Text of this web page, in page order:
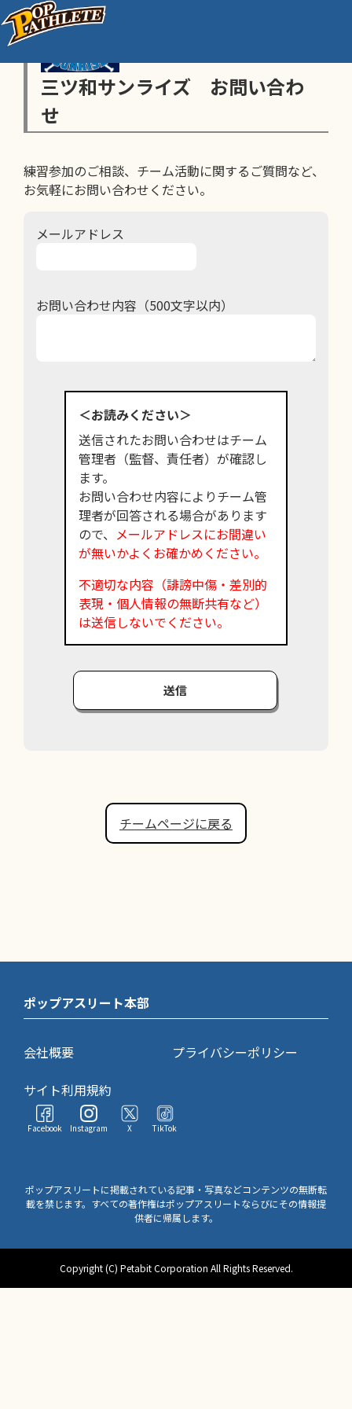
三ツ和サンライズ お問い合わ
せ
練習参加のご相談、チーム活動に関するご質問など、
お気軽にお問い合わせください。
メールアドレス
お問い合わせ内容（500文字以内）
＜お読みください＞
送信されたお問い合わせはチーム
管理者（監督、責任者）が確認し
ます。
お問い合わせ内容によりチーム管
理者が回答される場合があります
ので、 メールアドレスにお間違い
が無いかよくお確かめください。
不適切な内容（誹謗中傷・差別的
表現・個人情報の無断共有など）
は送信しないでください。
送信
チームページに戻る
ポップアスリート本部
会社概要
プライバシーポリシー
サイト利用規約
Facebook Instagram X TikTok
ポップアスリートに掲載されている記事・写真などコンテンツの無断転
載を禁じます。すべての著作権はポップアスリートならびにその情報提
供者に帰属します。
Copyright (C) Petabit Corporation All Rights Reserved.